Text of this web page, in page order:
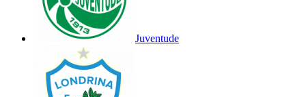
Juventude